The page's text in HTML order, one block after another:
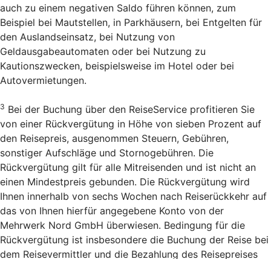
auch zu einem negativen Saldo führen können, zum
Beispiel bei Mautstellen, in Parkhäusern, bei Entgelten für
den Auslandseinsatz, bei Nutzung von
Geldausgabeautomaten oder bei Nutzung zu
Kautionszwecken, beispielsweise im Hotel oder bei
Autovermietungen.
3 Bei der Buchung über den Reise­Service profitieren Sie
von einer Rückvergütung in Höhe von sieben Prozent auf
den Reisepreis, ausgenommen Steuern, Gebühren,
sonstiger Aufschläge und Stornogebühren. Die
Rückvergütung gilt für alle Mitreisenden und ist nicht an
einen Mindestpreis gebunden. Die Rückvergütung wird
Ihnen innerhalb von sechs Wochen nach Reiserückkehr auf
das von Ihnen hierfür angegebene Konto von der
Mehrwerk Nord GmbH überwiesen. Bedingung für die
Rückvergütung ist insbesondere die Buchung der Reise bei
dem Reisevermittler und die Bezahlung des Reisepreises